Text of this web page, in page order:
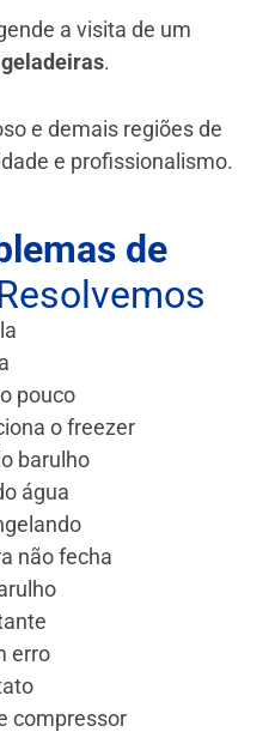
a visita de um
.
e demais regiões de
e profissionalismo.
de
pouco
o freezer
barulho
água
não fecha
erro
compressor